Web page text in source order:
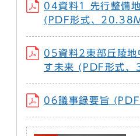
04資料1 先行整備
(PDF形式、
05資料2東部丘陵地
す未来 (PDF形式
06議事録要旨